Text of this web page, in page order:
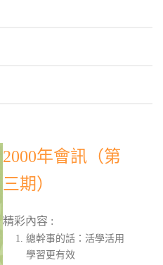
2000年會訊（第
三期）
精彩內容 :
總幹事的話：活學活用
學習更有效